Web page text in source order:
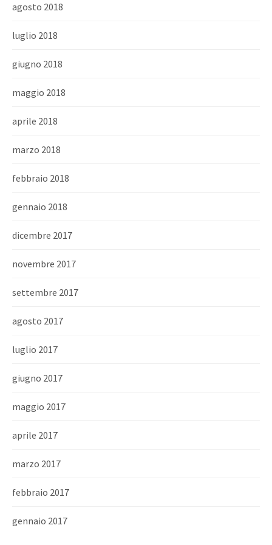
agosto 2018
luglio 2018
giugno 2018
maggio 2018
aprile 2018
marzo 2018
febbraio 2018
gennaio 2018
dicembre 2017
novembre 2017
settembre 2017
agosto 2017
luglio 2017
giugno 2017
maggio 2017
aprile 2017
marzo 2017
febbraio 2017
gennaio 2017